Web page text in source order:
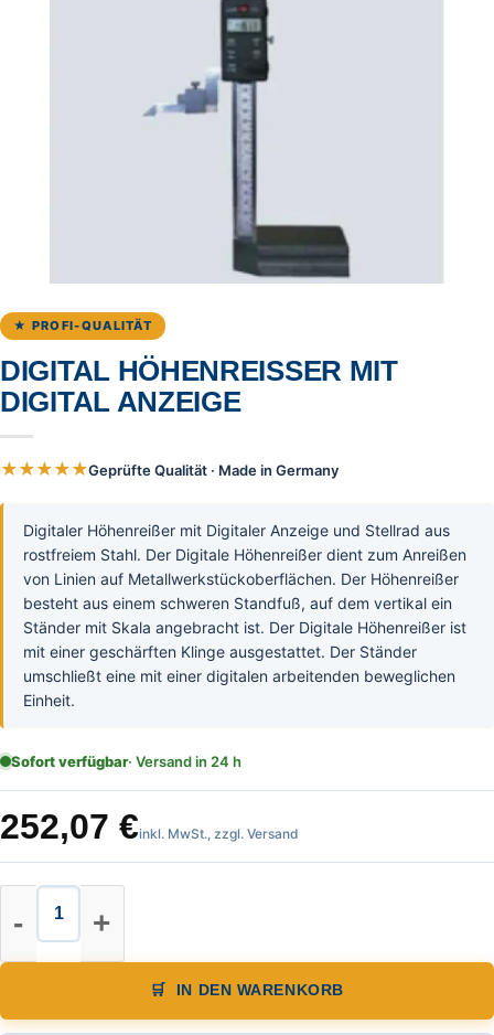
★ PROFI-QUALITÄT
DIGITAL HÖHENREISSER MIT
DIGITAL ANZEIGE
★★★★★Geprüfte Qualität · Made in Germany
Digitaler Höhenreißer mit Digitaler Anzeige und Stellrad aus
rostfreiem Stahl. Der Digitale Höhenreißer dient zum Anreißen
von Linien auf Metallwerkstückoberflächen. Der Höhenreißer
besteht aus einem schweren Standfuß, auf dem vertikal ein
Ständer mit Skala angebracht ist. Der Digitale Höhenreißer ist
mit einer geschärften Klinge ausgestattet. Der Ständer
umschließt eine mit einer digitalen arbeitenden beweglichen
Einheit.
Sofort verfügbar· Versand in 24 h
252,07 €inkl. MwSt., zzgl. Versand
Digital Höhenreisser mit Digital
IN DEN WARENKORB